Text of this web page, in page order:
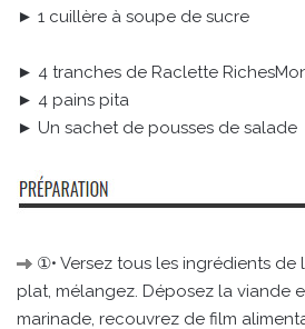
► 1 cuillère à soupe de sucre
► 4 tranches de Raclette
► 4 pains pita
► Un sachet de pousses de salade
①• Versez tous les ingrédients de
plat, mélangez. Déposez la viande
marinade, recouvrez de film